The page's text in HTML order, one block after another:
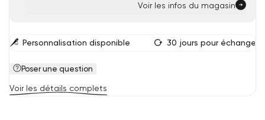
Voir les infos du magasin
Personnalisation disponible 30 jours pour échanger
Poser une question
Voir les détails complets